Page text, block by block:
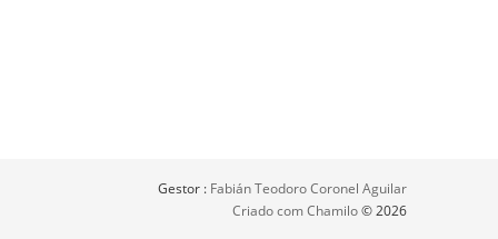
Gestor : Fabián Teodoro Coronel Aguilar
Criado com Chamilo© 2026